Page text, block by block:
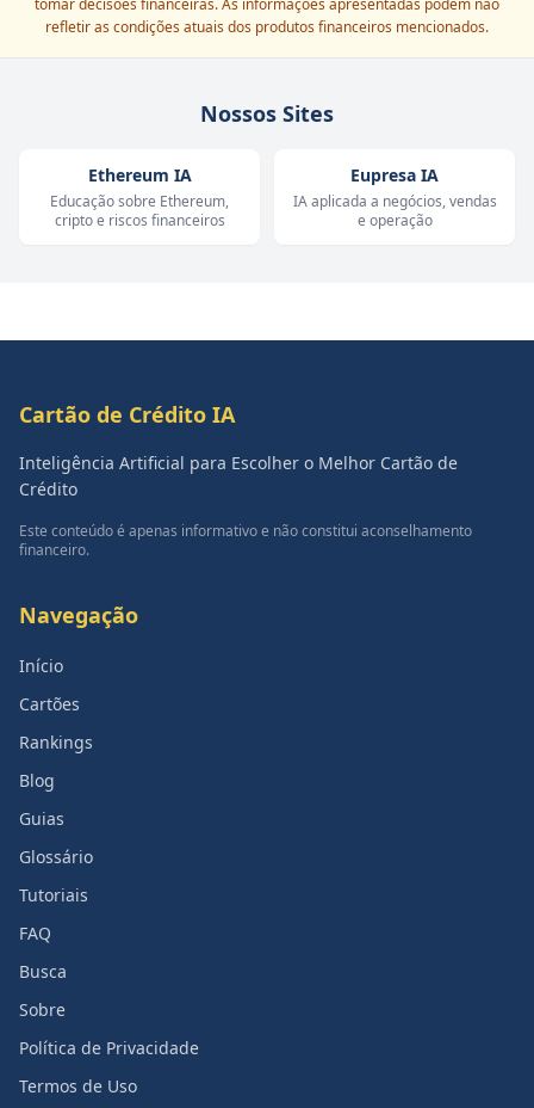
tomar decisões financeiras. As informações apresentadas podem não
refletir as condições atuais dos produtos financeiros mencionados.
Nossos Sites
Ethereum IA
Educação sobre Ethereum,
cripto e riscos financeiros
Eupresa IA
IA aplicada a negócios, vendas
e operação
Cartão de Crédito IA
Inteligência Artificial para Escolher o Melhor Cartão de
Crédito
Este conteúdo é apenas informativo e não constitui aconselhamento
financeiro.
Navegação
Início
Cartões
Rankings
Blog
Guias
Glossário
Tutoriais
FAQ
Busca
Sobre
Política de Privacidade
Termos de Uso